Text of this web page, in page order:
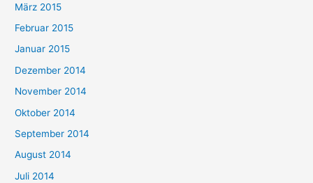
März 2015
Februar 2015
Januar 2015
Dezember 2014
November 2014
Oktober 2014
September 2014
August 2014
Juli 2014